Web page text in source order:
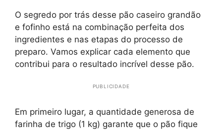
O segredo por trás desse pão caseiro grandão
e fofinho está na combinação perfeita dos
ingredientes e nas etapas do processo de
preparo. Vamos explicar cada elemento que
contribui para o resultado incrível desse pão.
PUBLICIDADE
Em primeiro lugar, a quantidade generosa de
farinha de trigo (1 kg) garante que o pão fique